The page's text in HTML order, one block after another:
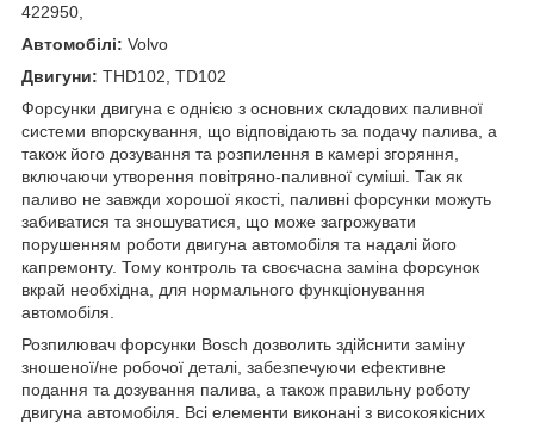
422950,
Автомобілі: Volvo
Двигуни: THD102, TD102
Форсунки двигуна є однією з основних складових паливної
системи впорскування, що відповідають за подачу палива, а
також його дозування та розпилення в камері згоряння,
включаючи утворення повітряно-паливної суміші. Так як
паливо не завжди хорошої якості, паливні форсунки можуть
забиватися та зношуватися, що може загрожувати
порушенням роботи двигуна автомобіля та надалі його
капремонту. Тому контроль та своєчасна заміна форсунок
вкрай необхідна, для нормального функціонування
автомобіля.
Розпилювач форсунки Bosch дозволить здійснити заміну
зношеної/не робочої деталі, забезпечуючи ефективне
подання та дозування палива, а також правильну роботу
двигуна автомобіля. Всі елементи виконані з високоякісних